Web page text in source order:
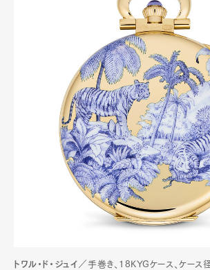
トワル・ド・ジュイ ／手巻き、18KYGケース、ケース